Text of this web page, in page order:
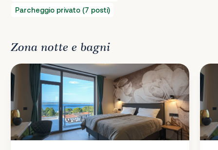
Parcheggio privato (7 posti)
Zona notte e bagni